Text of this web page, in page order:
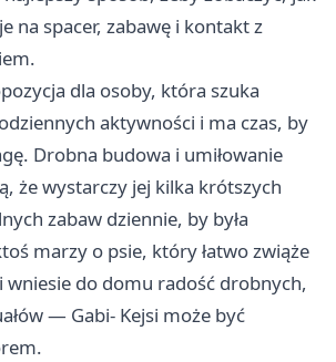
na spacer, zabawę i kontakt z
dla osoby, która szuka
aktywności i ma czas, by
Drobna budowa i umiłowanie
że wystarczy jej kilka krótszych
zabaw dziennie, by była
marzy o psie, który łatwo zwiąże
wniesie do domu radość drobnych,
— Gabi- Kejsi może być